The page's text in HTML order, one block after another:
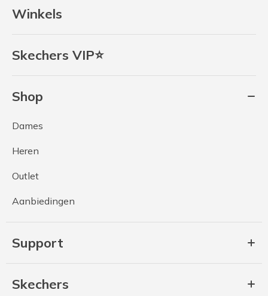
Winkels
Skechers VIP⭐
Shop
Dames
Heren
Outlet
Aanbiedingen
Support
Skechers